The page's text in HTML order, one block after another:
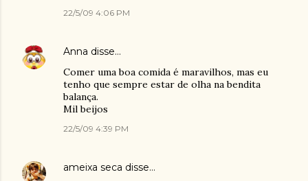
22/5/09 4:06 PM
Anna disse…
Comer uma boa comida é maravilhos, mas eu
tenho que sempre estar de olha na bendita
balança.
Mil beijos
22/5/09 4:39 PM
ameixa seca disse…